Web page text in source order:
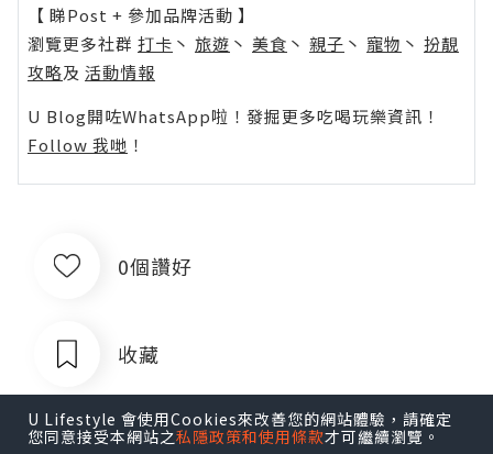
【 睇Post + 參加品牌活動 】
瀏覽更多社群 打卡 丶 旅遊 丶 美食 丶 親子 丶 寵物 丶 扮靚
攻略及 活動情報
U Blog開咗WhatsApp啦！發掘更多吃喝玩樂資訊！
Follow 我哋 ！
0個讚好
收藏
U Lifestyle 會使用Cookies來改善您的網站體驗，請確定
您同意接受本網站之私隱政策和使用條款才可繼續瀏覽。